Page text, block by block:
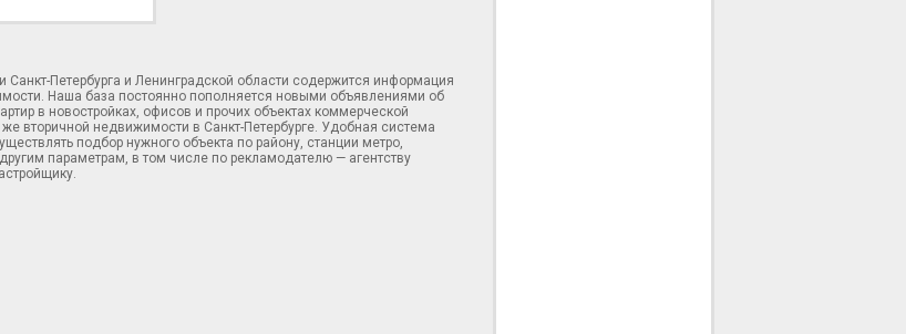
Санкт-Петербурга и Ленинградской области содержится информация
Наша база постоянно пополняется новыми объявлениями об
в новостройках, офисов и прочих объектах коммерческой
вторичной недвижимости в Санкт-Петербурге. Удобная система
подбор нужного объекта по району, станции метро,
параметрам, в том числе по рекламодателю — агентству